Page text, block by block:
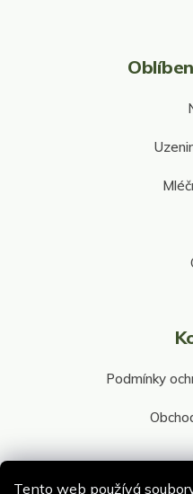
Tento web používá
Podmínky